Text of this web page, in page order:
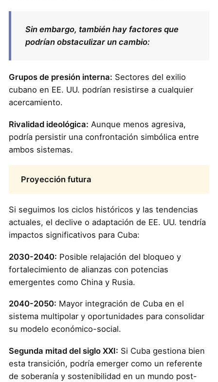
Sin embargo, también hay factores que
podrían obstaculizar un cambio:
Grupos de presión interna: Sectores del exilio
cubano en EE. UU. podrían resistirse a cualquier
acercamiento.
Rivalidad ideológica: Aunque menos agresiva,
podría persistir una confrontación simbólica entre
ambos sistemas.
Proyección futura
Si seguimos los ciclos históricos y las tendencias
actuales, el declive o adaptación de EE. UU. tendría
impactos significativos para Cuba:
2030-2040: Posible relajación del bloqueo y
fortalecimiento de alianzas con potencias
emergentes como China y Rusia.
2040-2050: Mayor integración de Cuba en el
sistema multipolar y oportunidades para consolidar
su modelo económico-social.
Segunda mitad del siglo XXI: Si Cuba gestiona bien
esta transición, podría emerger como un referente
de soberanía y sostenibilidad en un mundo post-